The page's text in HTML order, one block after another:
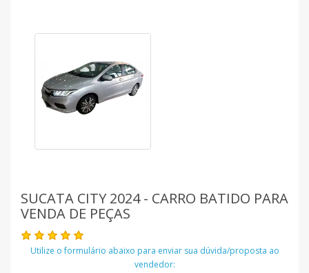
SUCATA CITY 2024 - CARRO BATIDO PARA
VENDA DE PEÇAS
Utilize o formulário abaixo para enviar sua dúvida/proposta ao
vendedor: